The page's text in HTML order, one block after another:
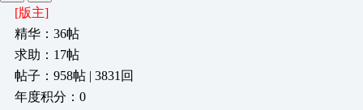
[版主]
精华：36帖
求助：17帖
帖子：958帖 | 3831回
年度积分：0